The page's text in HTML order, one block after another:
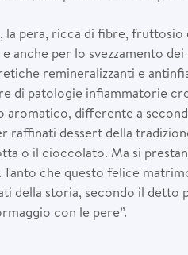
pera, ricca di fibre, fruttosio
anche per lo svezzamento
remineralizzanti e
di patologie infiammatorie
differente a
raffinati dessert della
o il cioccolato. Ma si
che questo felice
della storia, secondo il detto
con le pere”.